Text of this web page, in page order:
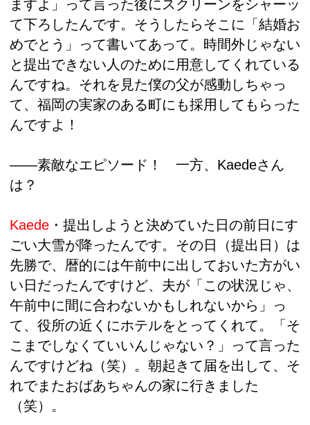
ますよ」って言った後にスクリーンをシャーッ
て下ろしたんです。そうしたらそこに「結婚お
めでとう」って書いてあって。時間外じゃない
と提出できない人のために用意してくれている
んですね。それを見た僕の父が感動しちゃっ
て、福岡の実家のある町にも採用してもらった
んですよ！
――素敵なエピソード！ 一方、Kaedeさん
は？
Kaede ・提出しようと決めていた日の前日にす
ごい大雪が降ったんです。その日（提出日）は
先勝で、暦的には午前中に出しておいた方がい
い日だったんですけど、夫が「この状況じゃ、
午前中に間に合わないかもしれないから」っ
て、役所の近くにホテルをとってくれて。「そ
こまでしなくていいんじゃない？」って言った
んですけどね（笑）。朝起きて届を出して、そ
れでまたおばあちゃんの家に行きました
（笑）。